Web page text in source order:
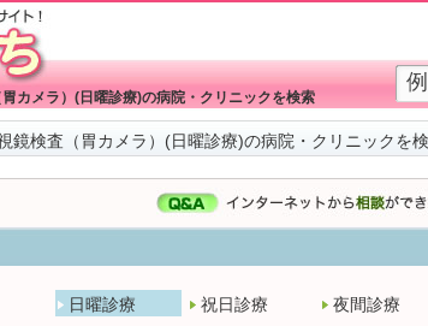
カメラ）(日曜診療)の病院・クリニックを検索
鏡検査（胃カメラ）(日曜診療)の病院・クリニックを
日曜診療 祝日診療 夜間診療